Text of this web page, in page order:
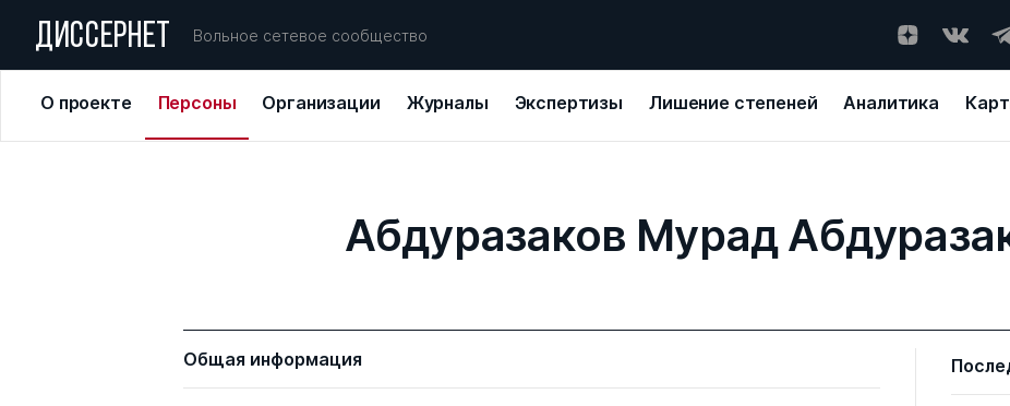
ДИССЕРНЕТ Вольное сетевое сообщество
О проекте Персоны Организации Журналы Экспертизы Лишение степеней Аналитика
Абдуразаков Мурад
Общая информация